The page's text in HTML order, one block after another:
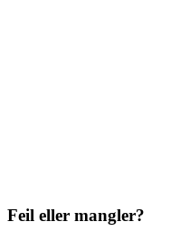
Feil eller mangler?